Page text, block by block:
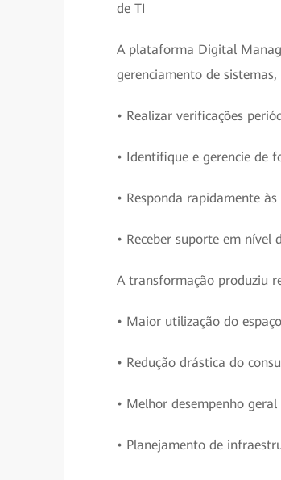
de TI
A plataforma Digital
gerenciamento de
• Realizar verificações
• Identifique e gerencie de
• Responda rapidamente
• Receber suporte em
A transformação produziu
• Maior utilização do
• Redução drástica do
• Melhor desempenho
• Planejamento de